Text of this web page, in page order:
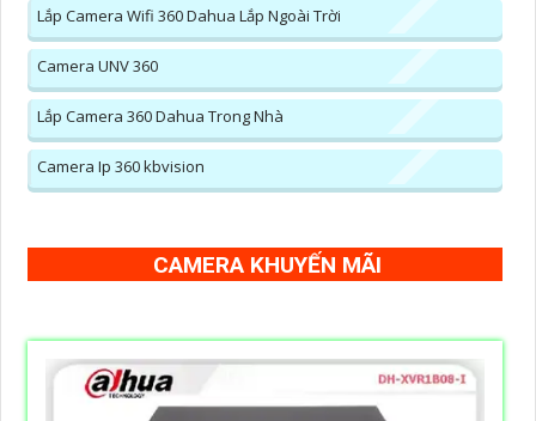
Lắp Camera Wifi 360 Dahua Lắp Ngoài Trời
Camera UNV 360
Lắp Camera 360 Dahua Trong Nhà
Camera Ip 360 kbvision
CAMERA KHUYẾN MÃI